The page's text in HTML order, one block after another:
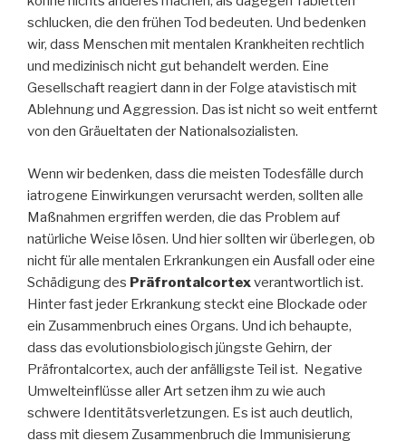
schlucken, die den frühen Tod bedeuten. Und bedenken
wir, dass Menschen mit mentalen Krankheiten rechtlich
und medizinisch nicht gut behandelt werden. Eine
Gesellschaft reagiert dann in der Folge atavistisch mit
Ablehnung und Aggression. Das ist nicht so weit entfernt
von den Gräueltaten der Nationalsozialisten.
Wenn wir bedenken, dass die meisten Todesfälle durch
iatrogene Einwirkungen verursacht werden, sollten alle
Maßnahmen ergriffen werden, die das Problem auf
natürliche Weise lösen. Und hier sollten wir überlegen, ob
nicht für alle mentalen Erkrankungen ein Ausfall oder eine
Schädigung des Präfrontalcortexverantwortlich ist.
Hinter fast jeder Erkrankung steckt eine Blockade oder
ein Zusammenbruch eines Organs. Und ich behaupte,
dass das evolutionsbiologisch jüngste Gehirn, der
Präfrontalcortex, auch der anfälligste Teil ist. Negative
Umwelteinflüsse aller Art setzen ihm zu wie auch
schwere Identitätsverletzungen. Es ist auch deutlich,
dass mit diesem Zusammenbruch die Immunisierung